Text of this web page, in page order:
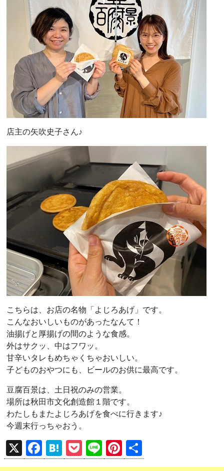
店主の矢吹史子さん♪
こちらは、お店の名物「よじろあげ」です。
こんなおいしいものがあったなんて！
油揚げと厚揚げの間のような食感。
外はサクッ、中はフワッ。
甘辛いタレもめちゃくちゃおいしい。
子どものおやつにも、ビールのお供に最高です。
豆腐百景は、土日祝のみの営業。
場所は秋田市文化創造館１階です。
わたしもまたよじろあげを食べに行きます♪
今週末行っちゃおう。
X
F
a
H
at
P
o
Li
n
Pi
nt 有